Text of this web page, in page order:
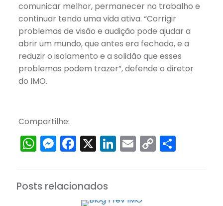
comunicar melhor, permanecer no trabalho e
continuar tendo uma vida ativa. “Corrigir
problemas de visão e audição pode ajudar a
abrir um mundo, que antes era fechado, e a
reduzir o isolamento e a solidão que esses
problemas podem trazer”, defende o diretor
do IMO.
Compartilhe:
WhatsApp
Messenger
Facebook
X LinkedIn
Email
Copy
Link
Share
Posts relacionados